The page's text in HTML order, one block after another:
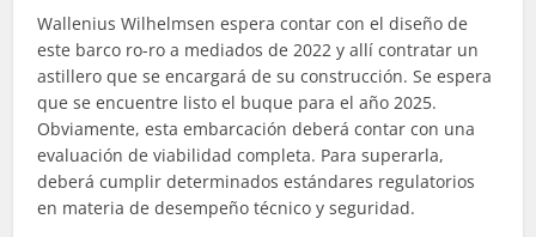
Wallenius Wilhelmsen espera contar con el diseño de
este barco ro-ro a mediados de 2022 y allí contratar un
astillero que se encargará de su construcción. Se espera
que se encuentre listo el buque para el año 2025.
Obviamente, esta embarcación deberá contar con una
evaluación de viabilidad completa. Para superarla,
deberá cumplir determinados estándares regulatorios
en materia de desempeño técnico y seguridad.